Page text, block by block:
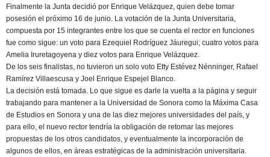
Finalmente la Junta decidió por Enrique Velázquez, quien debe tomar
posesión el próximo 16 de junio. La votación de la Junta Universitaria,
compuesta por 15 integrantes entre los que se cuenta el rector en funciones
fue como sigue: un voto para Ezequiel Rodríguez Jáuregui; cuatro votos para
Amelia Iruretagoyena y diez votos para Enrique Velázquez.
De los seis finalistas, no tuvieron un solo voto Etty Estévez Nénninger, Rafael
Ramírez Villaescusa y Joel Enrique Espejel Blanco.
La decisión está tomada. Lo que sigue es darle la vuelta a la página y seguir
trabajando para mantener a la Universidad de Sonora como la Máxima Casa
de Estudios en Sonora y una de las diez mejores universidades del país, y
para ello, el nuevo rector tendría la obligación de retomar las mejores
propuestas de los otros candidatos, y eventualmente la incorporación de
algunos de ellos, en áreas estratégicas de la administración universitaria.